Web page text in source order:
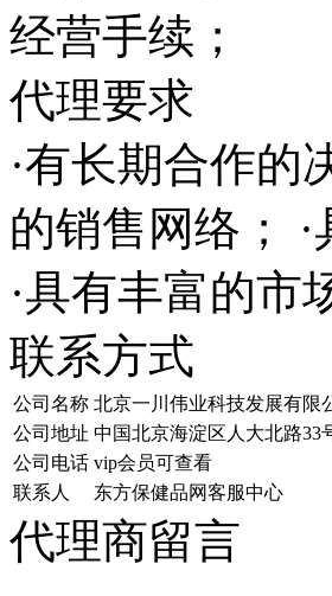
经营手续；
代理要求
·有长期合作的
的销售网络；
·具有丰富的市
联系方式
公司名称 北京一川伟业科技发展有限
公司地址 中国北京海淀区人大北路33
公司电话 vip会员可查看
联系人
东方保健品网客服中心
代理商留言